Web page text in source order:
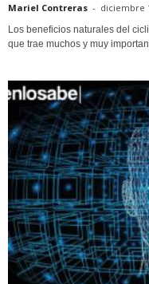
Mariel Contreras - diciembre
Los beneficios naturales del
que trae muchos y muy